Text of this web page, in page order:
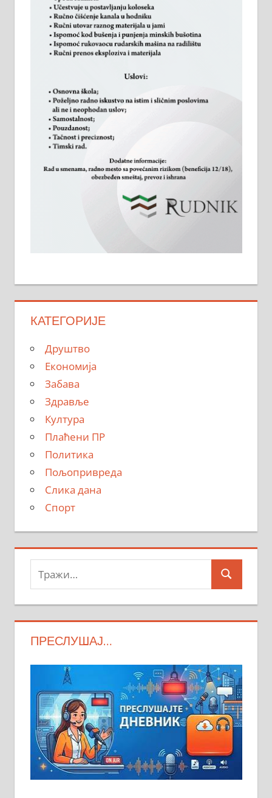
КАТЕГОРИЈЕ
Друштво
Економија
Забава
Здравље
Култура
Плаћени ПР
Политика
Пољопривреда
Слика дана
Спорт
Тражи:
Search
ПРЕСЛУШАЈ…